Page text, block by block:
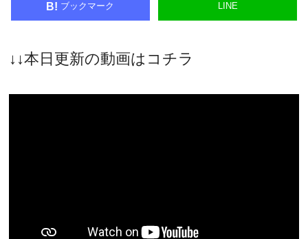
B! ブックマーク LINE
↓↓本日更新の動画はコチラ